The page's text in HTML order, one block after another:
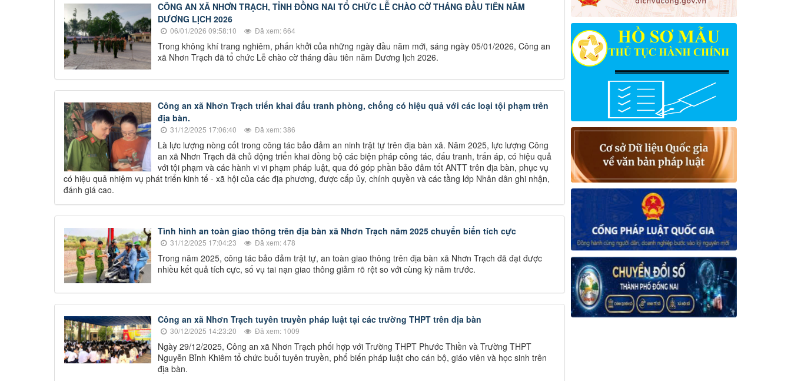
CÔNG AN XÃ NHƠN TRẠCH, TỈNH ĐỒNG NAI TỔ CHỨC LỄ CHÀO CỜ THÁNG ĐẦU TIÊN NĂM
DƯƠNG LỊCH 2026
06/01/2026 09:58:10 Đã xem: 664
Trong không khí trang nghiêm, phấn khởi của những ngày đầu năm mới, sáng ngày 05/01/2026, Công an
xã Nhơn Trạch đã tổ chức Lễ chào cờ tháng đầu tiên năm Dương lịch 2026.
Công an xã Nhơn Trạch triển khai đấu tranh phòng, chống có hiệu quả với các loại tội phạm trên
địa bàn.
31/12/2025 17:06:40 Đã xem: 386
Là lực lượng nòng cốt trong công tác bảo đảm an ninh trật tự trên địa bàn xã. Năm 2025, lực lượng Công
an xã Nhơn Trạch đã chủ động triển khai đồng bộ các biện pháp công tác, đấu tranh, trấn áp, có hiệu quả
với tội phạm và các hành vi vi phạm pháp luật, qua đó góp phần bảo đảm tốt ANTT trên địa bàn, phục vụ
có hiệu quả nhiệm vụ phát triển kinh tế - xã hội của các địa phương, được cấp ủy, chính quyền và các tầng lớp Nhân dân ghi nhận,
đánh giá cao.
Tình hình an toàn giao thông trên địa bàn xã Nhơn Trạch năm 2025 chuyển biến tích cực
31/12/2025 17:04:23 Đã xem: 478
Trong năm 2025, công tác bảo đảm trật tự, an toàn giao thông trên địa bàn xã Nhơn Trạch đã đạt được
nhiều kết quả tích cực, số vụ tai nạn giao thông giảm rõ rệt so với cùng kỳ năm trước.
Công an xã Nhơn Trạch tuyên truyền pháp luật tại các trường THPT trên địa bàn
30/12/2025 14:23:20 Đã xem: 1009
Ngày 29/12/2025, Công an xã Nhơn Trạch phối hợp với Trường THPT Phước Thiền và Trường THPT
Nguyễn Bỉnh Khiêm tổ chức buổi tuyên truyền, phổ biến pháp luật cho cán bộ, giáo viên và học sinh trên
địa bàn.